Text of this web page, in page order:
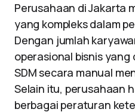
Perusahaan di Jakarta
yang kompleks dalam
Dengan jumlah
operasional bisnis yang
SDM secara manual
Selain itu, perusahaan
berbagai peraturan